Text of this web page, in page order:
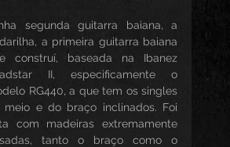
segunda guitarra baiana, a
a primeira guitarra baiana
construí, baseada na Ibanez
II, especificamente o
RG440, a que tem os singles
meio e do braço inclinados. Foi
com madeiras extremamente
tanto o braço como o